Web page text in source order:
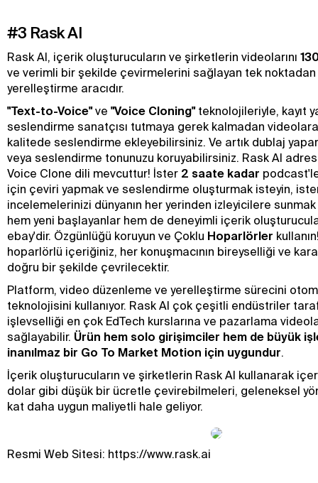
#3 Rask AI
Rask AI, içerik oluşturucuların ve şirketlerin videolarını
ve verimli bir şekilde çevirmelerini sağlayan tek
yerelleştirme aracıdır.
"Text-to-Voice"ve "Voice Cloning"teknolojileriyle, kayıt
seslendirme sanatçısı tutmaya gerek kalmadan
kalitede seslendirme ekleyebilirsiniz. Ve artık dublaj
veya seslendirme tonunuzu koruyabilirsiniz. Rask AI
Voice Clone dili mevcuttur! İster 2 saate kadar
için çeviri yapmak ve seslendirme oluşturmak isteyin,
incelemelerinizi dünyanın her yerinden izleyicilere
hem yeni başlayanlar hem de deneyimli içerik
ebay'dir. Özgünlüğü koruyun ve Çoklu Hoparlörler
hoparlörlü içeriğiniz, her konuşmacının bireyselliği ve
doğru bir şekilde çevrilecektir.
Platform, video düzenleme ve yerelleştirme sürecini
teknolojisini kullanıyor. Rask AI çok çeşitli endüstriler
işlevselliği en çok EdTech kurslarına ve pazarlama
sağlayabilir. Ürün hem solo girişimciler hem de büyük
inanılmaz bir Go To Market Motion için uygundur.
İçerik oluşturucuların ve şirketlerin Rask AI kullanarak
dolar gibi düşük bir ücretle çevirebilmeleri, geleneksel
kat daha uygun maliyetli hale geliyor.
Resmi Web Sitesi: https://www.rask.ai